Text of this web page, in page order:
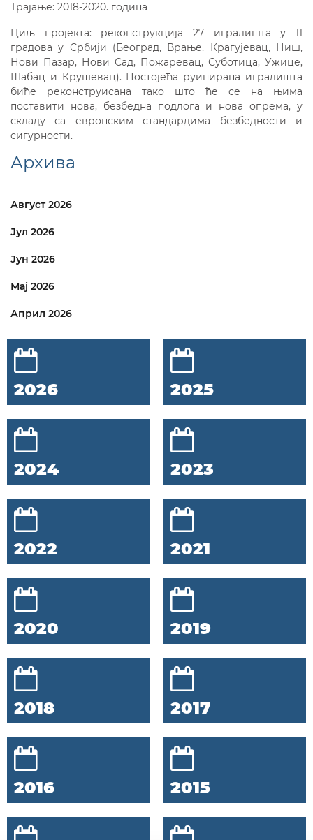
Трајање: 2018-2020. година
Циљ пројекта: реконструкција 27 игралишта у 11
градова у Србији (Београд, Врање, Крагујевац, Ниш,
Нови Пазар, Нови Сад, Пожаревац, Суботица, Ужице,
Шабац и Крушевац). Постојећа руинирана игралишта
биће реконструисана тако што ће се на њима
поставити нова, безбедна подлога и нова опрема, у
складу са европским стандардима безбедности и
сигурности.
Архива
Август 2026
Јул 2026
Јун 2026
Мај 2026
Април 2026
2026 2025
2024 2023
2022 2021
2020 2019
2018 2017
2016 2015